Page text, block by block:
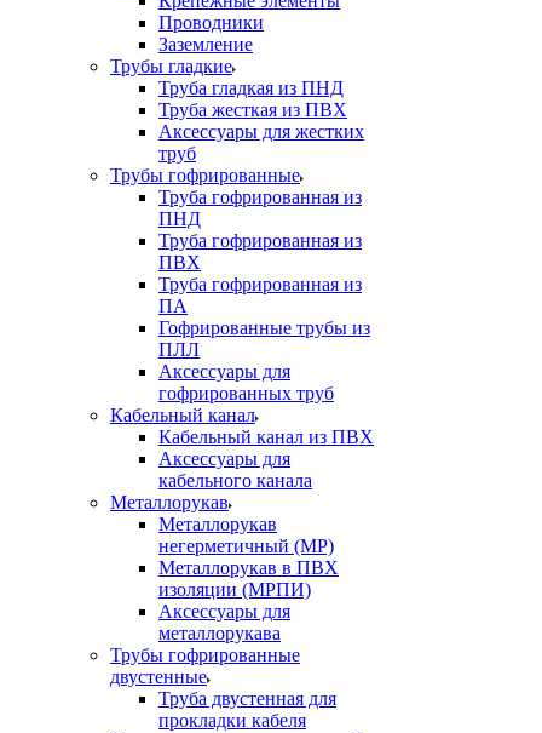
Проводники
Заземление
Трубы гладкие
Труба гладкая из ПНД
Труба жесткая из ПВХ
Аксессуары для жестких
труб
Трубы гофрированные
Труба гофрированная из
ПНД
Труба гофрированная из
ПВХ
Труба гофрированная из
ПА
Гофрированные трубы из
ПЛЛ
Аксессуары для
гофрированных труб
Кабельный канал
Кабельный канал из ПВХ
Аксессуары для
кабельного канала
Металлорукав
Металлорукав
негерметичный (МР)
Металлорукав в ПВХ
изоляции (МРПИ)
Аксессуары для
металлорукава
Трубы гофрированные
двустенные
Труба двустенная для
прокладки кабеля